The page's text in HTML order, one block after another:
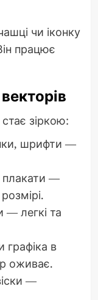
чи іконку
працює
зіркою:
шрифти —
плакати —
— легкі та
графіка в
оживає.
—